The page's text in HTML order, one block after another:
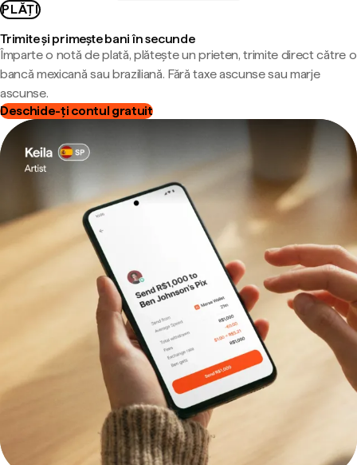
PLĂȚI
Trimite și primește bani în secunde
Împarte o notă de plată, plătește un prieten, trimite direct către o
bancă mexicană sau braziliană. Fără taxe ascunse sau marje
ascunse.
Deschide-ți contul gratuit